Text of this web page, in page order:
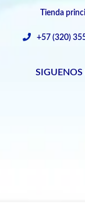
Tienda
+57 (320)
SIGUENOS